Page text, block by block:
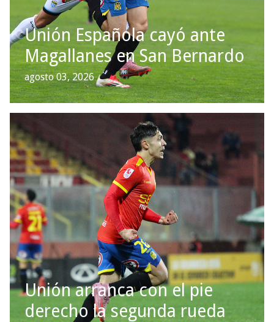
Unión Española cayó ante
Magallanes en San Bernardo
agosto 03, 2026
Unión arranca con el pie
derecho la segunda rueda